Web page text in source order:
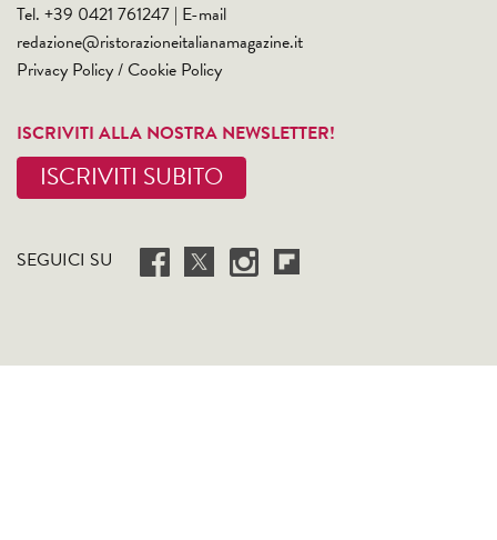
Tel. +39 0421 761247 | E-mail
redazione@ristorazioneitalianamagazine.it
Privacy Policy/Cookie Policy
ISCRIVITI ALLA NOSTRA NEWSLETTER!
ISCRIVITI SUBITO
SEGUICI SU